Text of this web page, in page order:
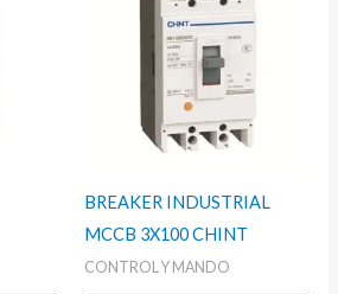
BREAKER INDUSTRIAL
MCCB 3X100 CHINT
CONTROL Y MANDO